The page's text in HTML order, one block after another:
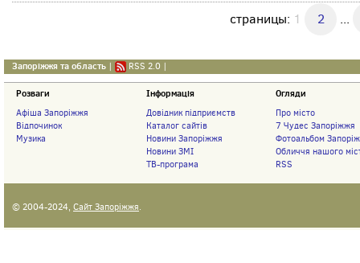
страницы: 1 2 ...
Запоріжжя та область | RSS 2.0 |
Розваги
Афіша Запоріжжя
Відпочинок
Музика
Інформація
Довідник підприємств
Каталог сайтів
Новини Запоріжжя
Новини ЗМІ
ТВ-програма
Огляди
Про місто
7 Чудес Запоріжжя
Фотоальбом
Обличчя нашого
RSS
© 2004-2024, Сайт Запоріжжя.